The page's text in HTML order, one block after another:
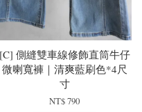
[C] 側縫雙車線修飾直筒牛仔
微喇寬褲｜清爽藍刷色*4尺
寸
NT$ 790